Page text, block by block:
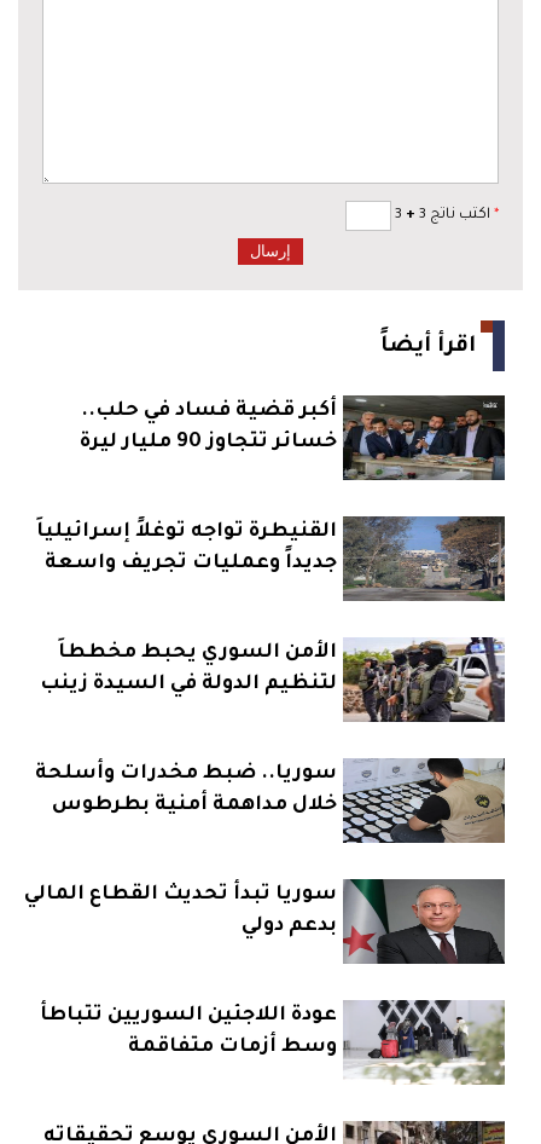
* اكتب ناتج 3 +
اقرأ أيضاً
أكبر قضية فساد في حلب..
خسائر تتجاوز 90 مليار ليرة
القنيطرة تواجه توغلاً إسرائيلياً
جديداً وعمليات تجريف واسعة
الأمن السوري يحبط مخططاً
لتنظيم الدولة في السيدة زينب
سوريا.. ضبط مخدرات وأسلحة
خلال مداهمة أمنية بطرطوس
سوريا تبدأ تحديث القطاع المالي
بدعم دولي
عودة اللاجئين السوريين تتباطأ
وسط أزمات متفاقمة
الأمن السوري يوسع تحقيقاته